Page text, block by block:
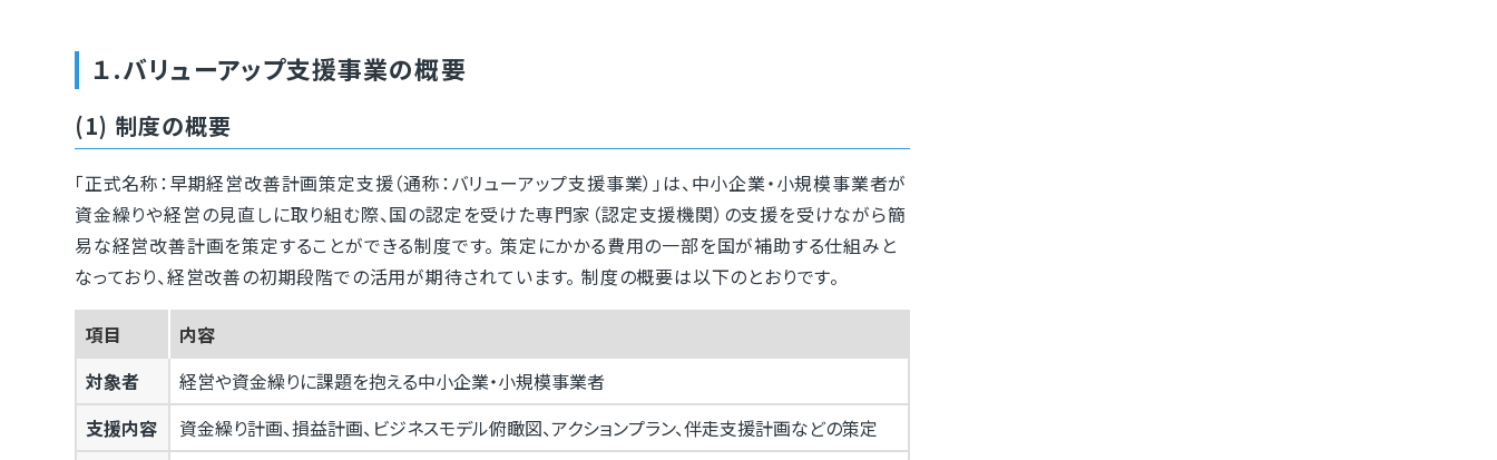
１.バリューアップ支援事業の概要
(1) 制度の概要
「正式名称：早期経営改善計画策定支援（通称：バリューアップ支援事業）」は、中小企業・小規模事業者が
資金繰りや経営の見直しに取り組む際、国の認定を受けた専門家（認定支援機関）の支援を受けながら簡
易な経営改善計画を策定することができる制度です。 策定にかかる費用の一部を国が補助する仕組みと
なっており、経営改善の初期段階での活用が期待されています。 制度の概要は以下のとおりです。
項目
内容
対象者
経営や資金繰りに課題を抱える中小企業・小規模事業者
支援内容
資金繰り計画、損益計画、ビジネスモデル俯瞰図、アクションプラン、伴走支援計画などの策定